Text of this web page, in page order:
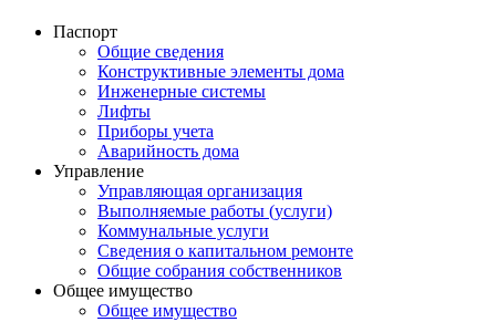
Паспорт
Общие сведения
Конструктивные элементы дома
Инженерные системы
Лифты
Приборы учета
Аварийность дома
Управление
Управляющая организация
Выполняемые работы (услуги)
Коммунальные услуги
Сведения о капитальном ремонте
Общие собрания собственников
Общее имущество
Общее имущество